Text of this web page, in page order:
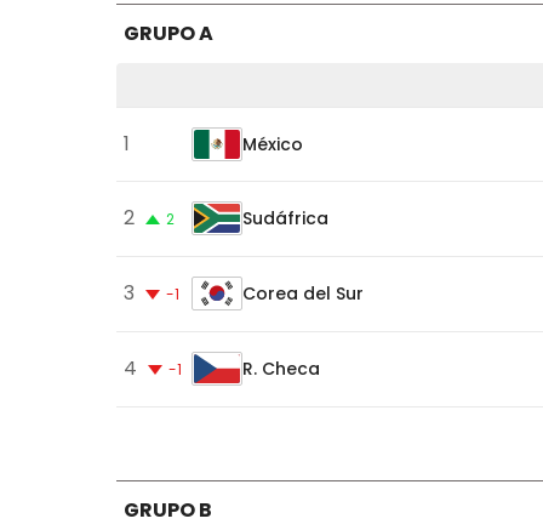
GRUPO A
1 México
2 2 Sudáfrica
3 -1 Corea del Sur
4 -1 R. Checa
GRUPO B